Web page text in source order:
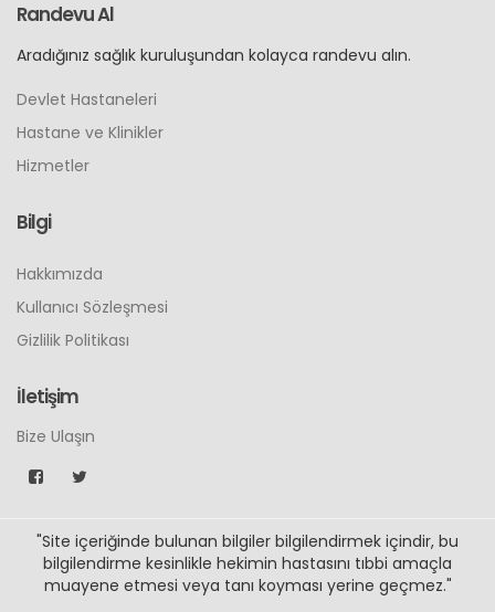
Randevu Al
Aradığınız sağlık kuruluşundan kolayca randevu alın.
Devlet Hastaneleri
Hastane ve Klinikler
Hizmetler
Bilgi
Hakkımızda
Kullanıcı Sözleşmesi
Gizlilik Politikası
İletişim
Bize Ulaşın
"Site içeriğinde bulunan bilgiler bilgilendirmek içindir, bu
bilgilendirme kesinlikle hekimin hastasını tıbbi amaçla
muayene etmesi veya tanı koyması yerine geçmez."